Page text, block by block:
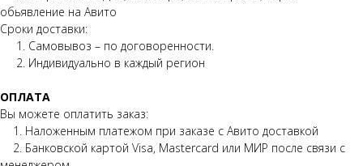
обьявление на Авито
Сроки доставки:
1. Самовывоз – по договоренности.
2. Индивидуально в каждый регион
ОПЛАТА
Вы можете оплатить заказ:
1. Наложенным платежом при заказе с Авито доставкой
2. Банковской картой Visa, Mastercard или МИР после связи с